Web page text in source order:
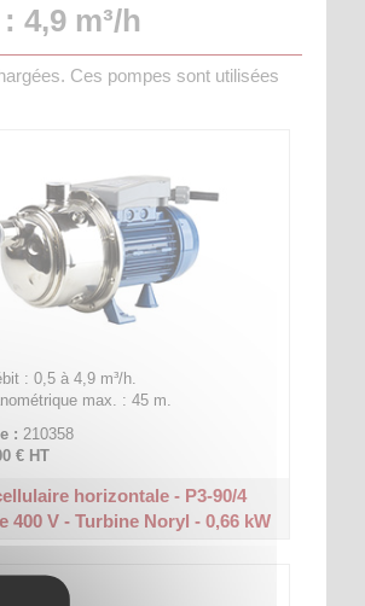
4,9 m³/h
Ces pompes sont utilisées
: 0,5 à 4,9 m³/h.
max. : 45 m.
: 210358
€ HT
horizontale - P3-90/4
400 V - Turbine Noryl - 0,66 kW